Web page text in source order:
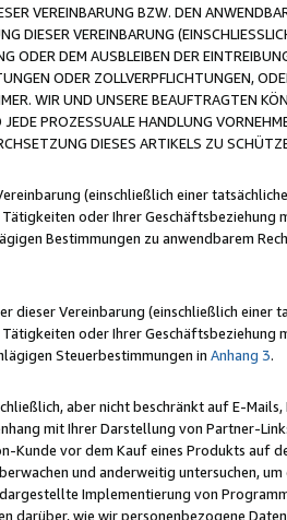
VEREINBARUNG BZW. DEN
DIESER VEREINBARUNG
ODER DEM AUSBLEIBEN DER
ODER ZOLLVERPFLICHTUNGEN,
WIR UND UNSERE BEAUFTRAGTEN
PROZESSUALE HANDLUNG
DIESES ARTIKELS ZU
(einschließlich einer
oder Ihrer Geschäftsbeziehung
Bestimmungen zu anwendbarem
Vereinbarung (einschließlich einer
oder Ihrer Geschäftsbeziehung
Steuerbestimmungen in Anhang 3.
aber nicht beschränkt auf E-Mails,
mit Ihrer Darstellung von Partner-
Kunde vor dem Kauf eines Produkts auf
und anderweitig untersuchen, um
Implementierung von
darüber, wie wir personenbezogene